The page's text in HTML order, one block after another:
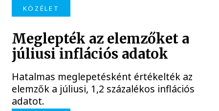
KÖZÉLET
Meglepték az elemzőket a
júliusi inflációs adatok
Hatalmas meglepetésként értékelték az
elemzők a júliusi, 1,2 százalékos inflációs
adatot.